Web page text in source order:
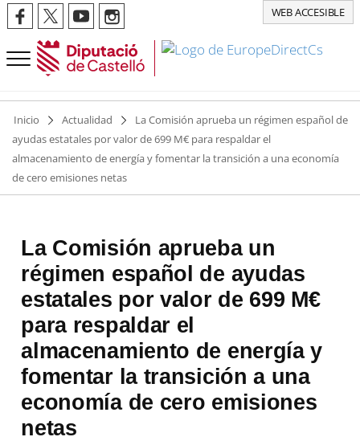
WEB ACCESIBLE
Inicio Actualidad
La Comisión aprueba un régimen español de
ayudas estatales por valor de 699 M€ para respaldar el
almacenamiento de energía y fomentar la transición a una economía
de cero emisiones netas
La Comisión aprueba un
régimen español de ayudas
estatales por valor de 699 M€
para respaldar el
almacenamiento de energía y
fomentar la transición a una
economía de cero emisiones
netas